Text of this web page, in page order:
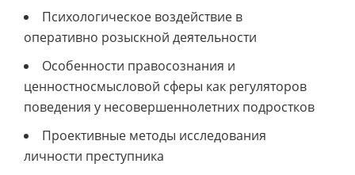
Психологическое воздействие в
оперативно розыскной деятельности
Особенности правосознания и
ценностносмысловой сферы как регуляторов
поведения у несовершеннолетних подростков
Проективные методы исследования
личности преступника